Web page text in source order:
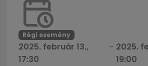
Régi esemény
2025. február 13.,
17:30
- 2025.
19:00